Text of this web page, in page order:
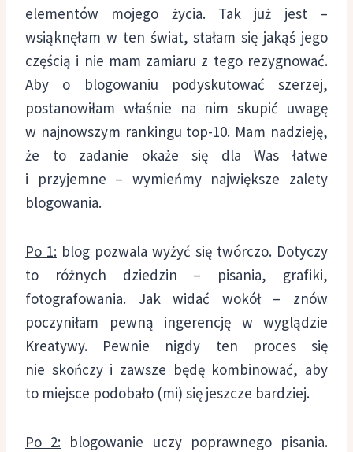
elementów mojego życia. Tak już jest –
wsiąknęłam w ten świat, stałam się jakąś jego
częścią i nie mam zamiaru z tego rezygnować.
Aby o blogowaniu podyskutować szerzej,
postanowiłam właśnie na nim skupić uwagę
w najnowszym rankingu top-10. Mam nadzieję,
że to zadanie okaże się dla Was łatwe
i przyjemne – wymieńmy największe zalety
blogowania.
Po 1: blog pozwala wyżyć się twórczo. Dotyczy
to różnych dziedzin – pisania, grafiki,
fotografowania. Jak widać wokół – znów
poczyniłam pewną ingerencję w wyglądzie
Kreatywy. Pewnie nigdy ten proces się
nie skończy i zawsze będę kombinować, aby
to miejsce podobało (mi) się jeszcze bardziej.
Po 2: blogowanie uczy poprawnego pisania.